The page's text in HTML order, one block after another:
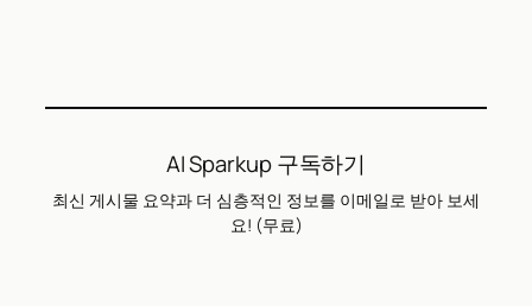
AI Sparkup 구독하기
최신 게시물 요약과 더 심층적인 정보를 이메일로 받아 보세
요! (무료)